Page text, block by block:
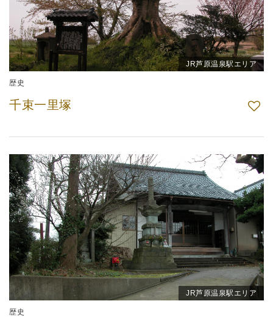
JR芦原温泉駅エリア
歴史
千束一里塚
JR芦原温泉駅エリア
歴史